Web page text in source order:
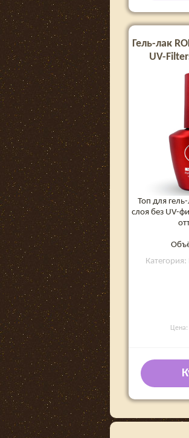
Гель-лак
UV-
Топ для
слоя без UV-
Категория:
Цена: